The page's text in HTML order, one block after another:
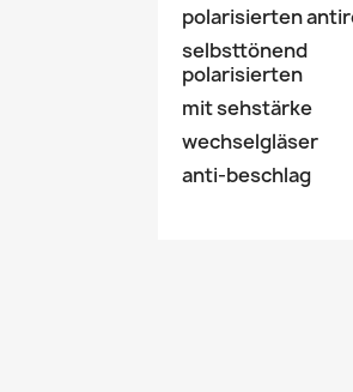
polarisierten
selbsttönend
polarisierten
mit sehstärke
wechselgläser
anti-beschlag